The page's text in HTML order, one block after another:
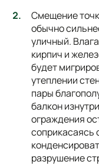
Смещение
обычно
уличный.
кирпич и
будет
утеплении
пары
балкон
ограждения
соприкасаясь
разрушение